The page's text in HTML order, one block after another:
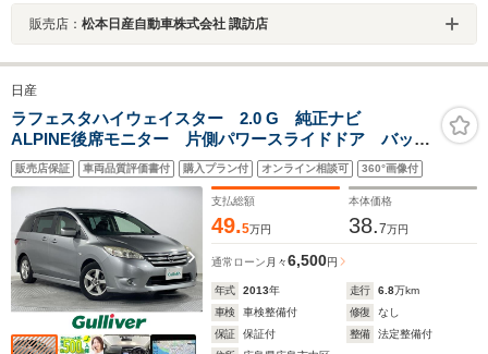
販売店： 松本日産自動車株式会社 諏訪店
日産
ラフェスタハイウェイスター 2.0 G 純正ナビ
ALPINE後席モニター 片側パワースライドドア バック
カメラ ETC フルセグ スマートキー オートライ
ト 横滑り防止 フォグ Bluetooth アイドリングスト
販売店保証 車両品質評価書付 購入プラン付 オンライン相談可 360°画像付
支払総額
49.5万円
本体価格
38.7万円
通常ローン 月々6,500円
年式 2013年 走行 6.8万km
車検
車検整備付 修復
なし
保証
保証付 整備
法定整備付